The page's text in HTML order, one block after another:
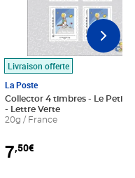
au panier
Livraison offerte
La Poste
Collector 4 timbres - Le Petit
- Lettre Verte
20g / France
7,50€